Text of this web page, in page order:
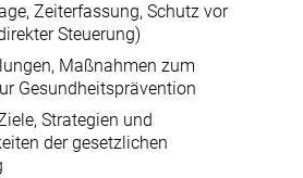
Zeiterfassung, Schutz vor
Steuerung)
Maßnahmen zum
Gesundheitsprävention
Strategien und
der gesetzlichen